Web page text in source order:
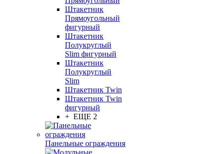
Штакетник
Прямоугольный
фигурный
Штакетник
Полукруглый
Slim фигурный
Штакетник
Полукруглый
Slim
Штакетник Twin
Штакетник Twin
фигурный
+ ЕЩЕ 2
Панельные ограждения